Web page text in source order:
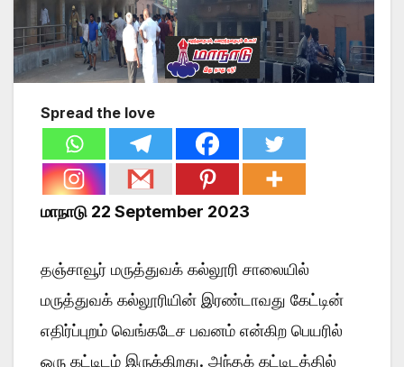
Spread the love
மாநாடு 22 September 2023
தஞ்சாவூர் மருத்துவக் கல்லூரி சாலையில்
மருத்துவக் கல்லூரியின் இரண்டாவது கேட்டின்
எதிர்ப்புறம் வெங்கடேச பவனம் என்கிற பெயரில்
ஒரு கட்டிடம் இருக்கிறது. அந்தக் கட்டிடத்தில்